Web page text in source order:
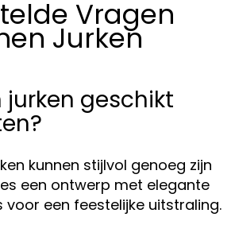
Vragen
Jurken
jurken geschikt
kunnen stijlvol genoeg zijn
een ontwerp met elegante
een feestelijke uitstraling.